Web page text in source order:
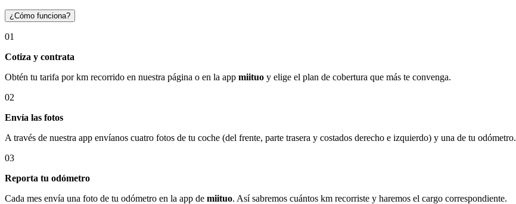
¿Cómo funciona?
01
Cotiza y contrata
Obtén tu tarifa por km recorrido en nuestra página o en la app miituo y elige el plan de cobertura que más te convenga.
02
Envía las fotos
A través de nuestra app envíanos cuatro fotos de tu coche (del frente, parte trasera y costados derecho e izquierdo) y una de tu odómetro.
03
Reporta tu odómetro
Cada mes envía una foto de tu odómetro en la app de miituo. Así sabremos cuántos km recorriste y haremos el cargo correspondiente.